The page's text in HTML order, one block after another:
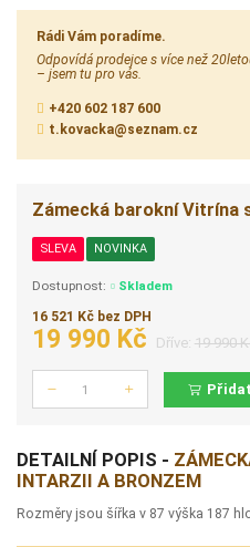
Rádi Vám poradíme.
Odpovídá prodejce s více než
– jsem tu pro vás.
+420 602 187 600
t.kovacka@seznam.cz
Zámecká barokní Vitrína
SLEVA NOVINKA
Dostupnost:
Skladem
16 521 Kč bez DPH
19 990 Kč Dříve: 19 990
DETAILNÍ POPIS -
INTARZII A BRONZEM
Rozměry jsou šířka v 87 výška 187